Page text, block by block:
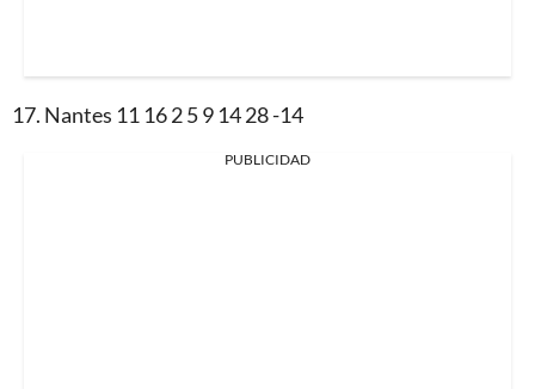
17. Nantes 11 16 2 5 9 14 28 -14
PUBLICIDAD